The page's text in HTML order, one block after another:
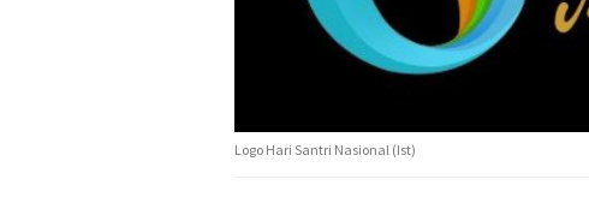
Logo Hari Santri Nasional (Ist)